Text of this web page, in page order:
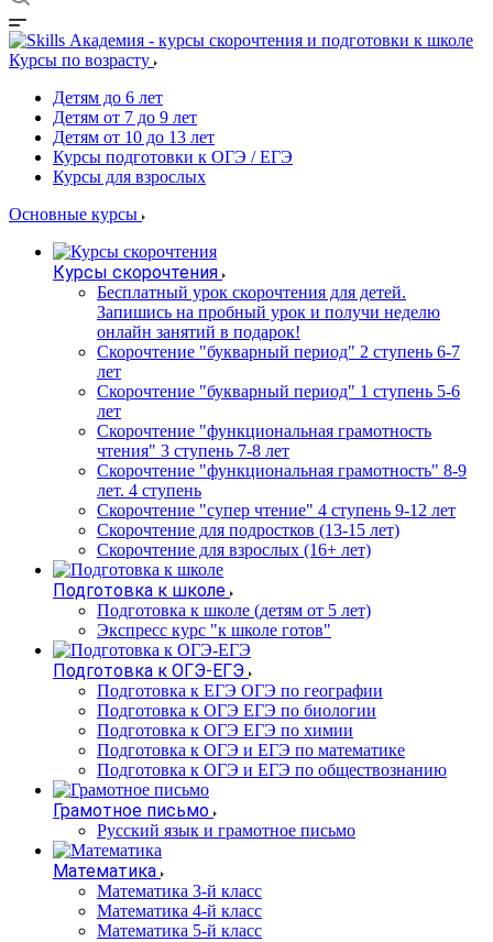
Курсы по возрасту
Детям до 6 лет
Детям от 7 до 9 лет
Детям от 10 до 13 лет
Курсы подготовки к ОГЭ / ЕГЭ
Курсы для взрослых
Основные курсы
Курсы скорочтения
Бесплатный урок скорочтения для детей.
Запишись на пробный урок и получи неделю
онлайн занятий в подарок!
Cкорочтение "букварный период" 2 ступень 6-7
лет
Скорочтение "букварный период" 1 ступень 5-6
лет
Скорочтение "функциональная грамотность
чтения" 3 ступень 7-8 лет
Скорочтение "функциональная грамотность" 8-9
лет. 4 ступень
Скорочтение "супер чтение" 4 ступень 9-12 лет
Скорочтение для подростков (13-15 лет)
Cкорочтение для взрослых (16+ лет)
Подготовка к школе
Подготовка к школе (детям от 5 лет)
Экспресс курс "к школе готов"
Подготовка к ОГЭ-ЕГЭ
Подготовка к ЕГЭ ОГЭ по географии
Подготовка к ОГЭ ЕГЭ по биологии
Подготовка к ОГЭ ЕГЭ по химии
Подготовка к ОГЭ и ЕГЭ по математике
Подготовка к ОГЭ и ЕГЭ по обществознанию
Грамотное письмо
Русский язык и грамотное письмо
Математика
Математика 3-й класс
Математика 4-й класс
Математика 5-й класс